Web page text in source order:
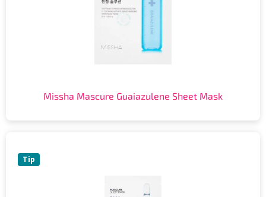
Missha Mascure Guaiazulene Sheet Mask
Tip